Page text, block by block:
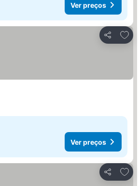
Ver preços
Partilhar
Ver preços
Partilhar